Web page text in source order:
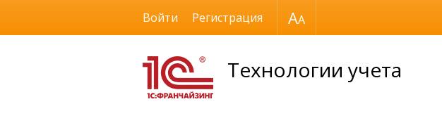
Размер шрифта
Технологии учета
Войти Регистрация